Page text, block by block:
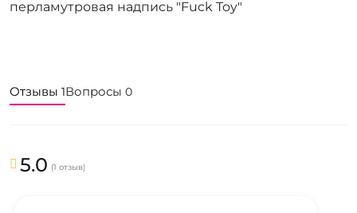
перламутровая надпись "Fuck Toy"
Отзывы 1Вопросы 0
5.0 (1 отзыв)